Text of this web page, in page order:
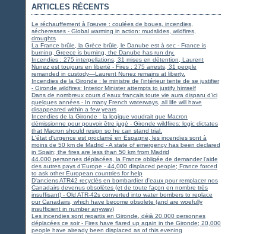
ARTICLES RÉCENTS
Le réchauffement à l'œuvre : coulées de boues, incendies,
sécheresses - Global warming in action: mudslides, wildfires,
droughts
La France brûle, la Grèce brûle, le Danube est à sec - France is
burning, Greece is burning, the Danube has run dry.
Incendies : 275 interpellations, 31 mises en détention, Laurent
Nunez est toujours en liberté - Fires : 275 arrests, 31 people
remanded in custody—Laurent Nunez remains at liberty.
Incendies de la Gironde : le ministre de l'intérieur tente de se justifier
- Gironde wildfires: Interior Minister attempts to justify himself
Dans de nombreux cours d'eaux français toute vie aura disparu d'ici
quelques années - In many French waterways, all life will have
disappeared within a few years
Incendies de la Gironde : la logique voudrait que Macron
démissionne pour pouvoir être jugé - Gironde wildfires: logic dictates
that Macron should resign so he can stand trial.
L'état d'urgence est proclamé en Espagne, les incendies sont à
moins de 50 km de Madrid - A state of emergency has been declared
in Spain; the fires are less than 50 km from Madrid
44.000 personnes déplacées, la France obligée de demander l'aide
des autres pays d'Europe - 44,000 displaced people; France forced
to ask other European countries for help
D'anciens ATR42 recyclés en bombardier d'eaux pour remplacer nos
Canadairs devenus obsolètes (et de toute façon en nombre très
insuffisant) - Old ATR-42s converted into water bombers to replace
our Canadairs, which have become obsolete (and are woefully
insufficient in number anyway)
Les incendies sont repartis en Gironde, déjà 20.000 personnes
déplacées ce soir - Fires have flared up again in the Gironde; 20,000
people have already been displaced as of this evening